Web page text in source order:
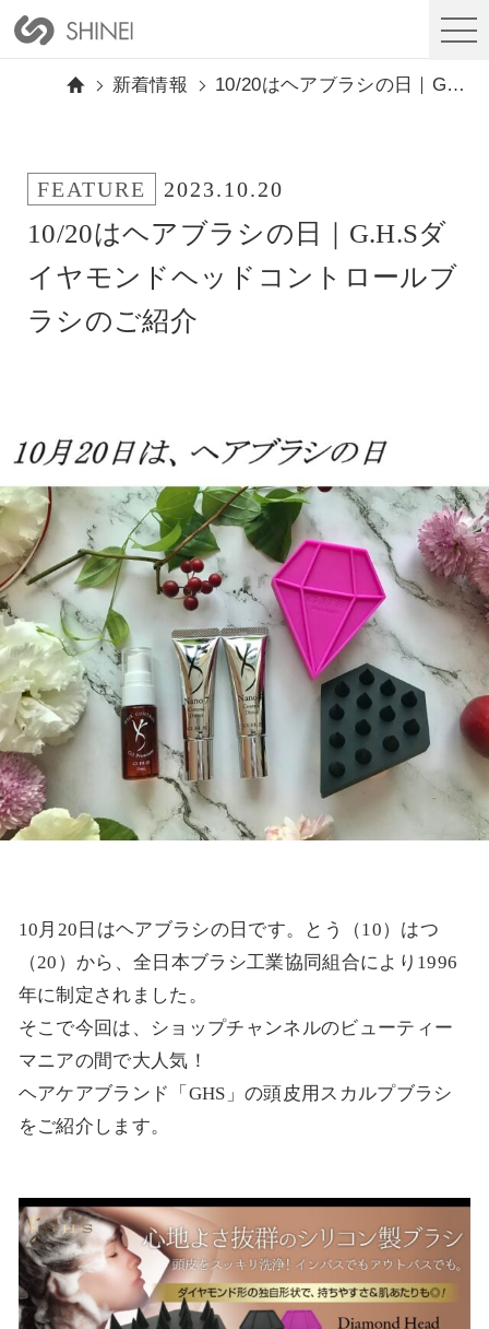
新着情報 10/20はヘアブラシの日｜G.H.Sダイヤモンドヘッドコントロールブラシのご紹介
FEATURE 2023.10.20
10/20はヘアブラシの日｜G.H.Sダ
イヤモンドヘッドコントロールブ
ラシのご紹介
10月20日はヘアブラシの日です。とう（10）はつ
（20）から、全日本ブラシ工業協同組合により1996
年に制定されました。
そこで今回は、ショップチャンネルのビューティー
マニアの間で大人気！
ヘアケアブランド「GHS」の頭皮用スカルプブラシ
をご紹介します。